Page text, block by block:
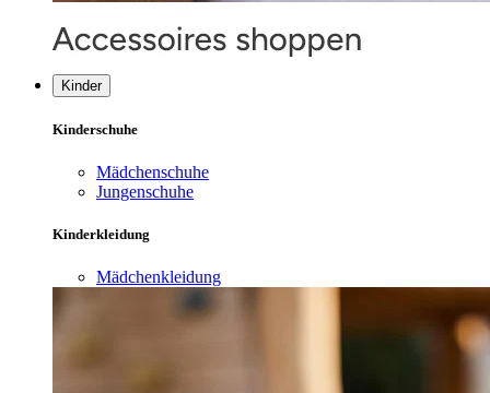
Kinder
Kinderschuhe
Mädchenschuhe
Jungenschuhe
Kinderkleidung
Mädchenkleidung